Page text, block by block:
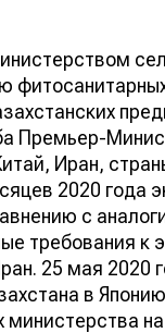
Премьер-
Иран,
2020 года
с
требования к
25 мая 2020
в
министерства